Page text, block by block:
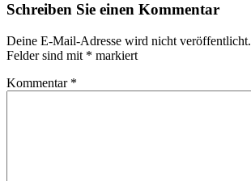
Schreiben Sie einen Kommentar
Deine E-Mail-Adresse wird nicht veröffentlicht.
Felder sind mit * markiert
Kommentar *